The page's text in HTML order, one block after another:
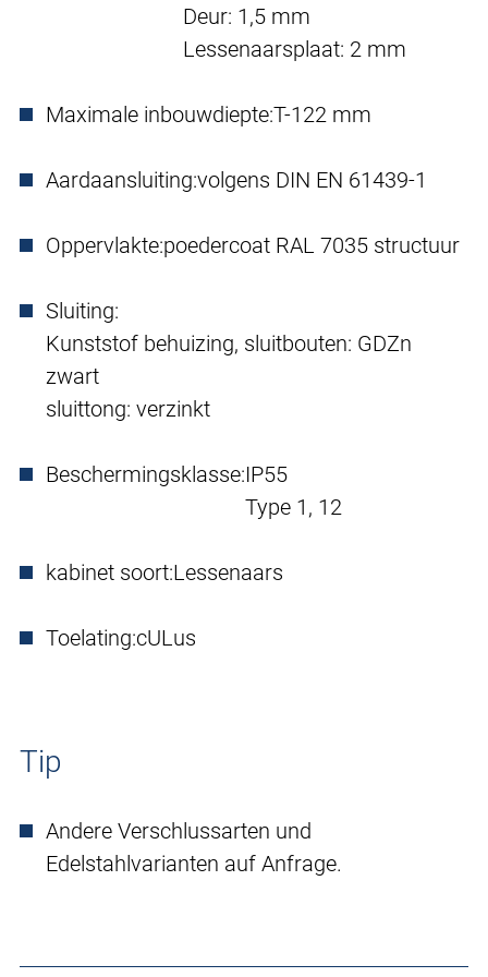
Deur: 1,5 mm
Lessenaarsplaat: 2 mm
Maximale inbouwdiepte:T-122 mm
Aardaansluiting:volgens DIN EN 61439-1
Oppervlakte:poedercoat RAL 7035 structuur
Sluiting:
Kunststof behuizing, sluitbouten: GDZn
zwart
sluittong: verzinkt
Beschermingsklasse:IP55
Type 1, 12
kabinet soort:Lessenaars
Toelating:cULus
Tip
Andere Verschlussarten und
Edelstahlvarianten auf Anfrage.